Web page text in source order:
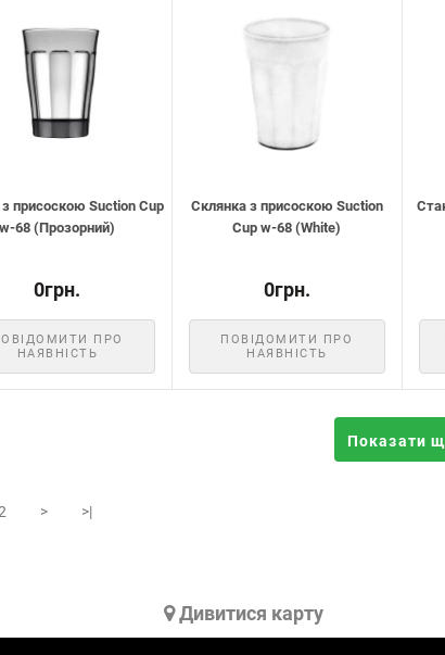
присоскою Suction Cup
w-68 (Прозорний)
0грн.
ПРО
НАЯВНІСТЬ
Склянка з присоскою Suction
Cup w-68 (White)
0грн.
ПОВІДОМИТИ ПРО
НАЯВНІСТЬ
Показати
> >|
Дивитися карту